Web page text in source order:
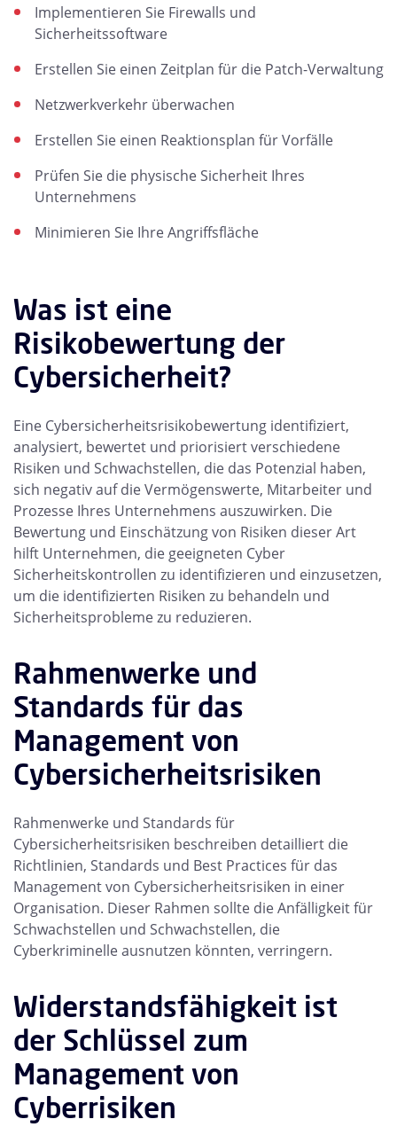
Implementieren Sie Firewalls und
Sicherheitssoftware
Erstellen Sie einen Zeitplan für die Patch-Verwaltung
Netzwerkverkehr überwachen
Erstellen Sie einen Reaktionsplan für Vorfälle
Prüfen Sie die physische Sicherheit Ihres
Unternehmens
Minimieren Sie Ihre Angriffsfläche
Was ist eine
Risikobewertung der
Cybersicherheit?
Eine Cybersicherheitsrisikobewertung identifiziert,
analysiert, bewertet und priorisiert verschiedene
Risiken und Schwachstellen, die das Potenzial haben,
sich negativ auf die Vermögenswerte, Mitarbeiter und
Prozesse Ihres Unternehmens auszuwirken. Die
Bewertung und Einschätzung von Risiken dieser Art
hilft Unternehmen, die geeigneten Cyber
Sicherheitskontrollen zu identifizieren und einzusetzen,
um die identifizierten Risiken zu behandeln und
Sicherheitsprobleme zu reduzieren.
Rahmenwerke und
Standards für das
Management von
Cybersicherheitsrisiken
Rahmenwerke und Standards für
Cybersicherheitsrisiken beschreiben detailliert die
Richtlinien, Standards und Best Practices für das
Management von Cybersicherheitsrisiken in einer
Organisation. Dieser Rahmen sollte die Anfälligkeit für
Schwachstellen und Schwachstellen, die
Cyberkriminelle ausnutzen könnten, verringern.
Widerstandsfähigkeit ist
der Schlüssel zum
Management von
Cyberrisiken